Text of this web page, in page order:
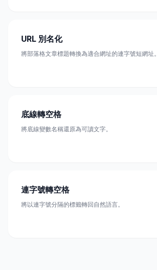
URL 別名化
將部落格文章標題轉換為適合網址的連字號短網址。
底線轉空格
將底線變數名稱還原為可讀文字。
連字號轉空格
將以連字號分隔的標籤轉回自然語言。